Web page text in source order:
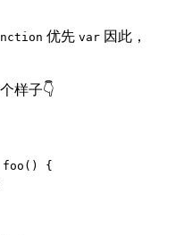
优先 var 因此，
样子👇
foo ( ) {